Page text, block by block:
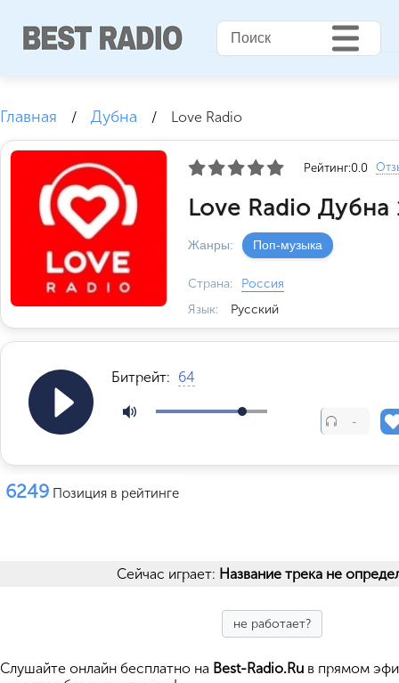
Главная / Дубна / Love Radio
Рейтинг:0.0
Love Radio Дубна
Жанры: Поп-музыка
Страна:
Россия
Язык:
Русский
Битрейт: 64
-
6249 Позиция в рейтинге
Сейчас играет: Название трека не
не работает?
Cлушайте онлайн бесплатно на Best-Radio.Ru в прямом